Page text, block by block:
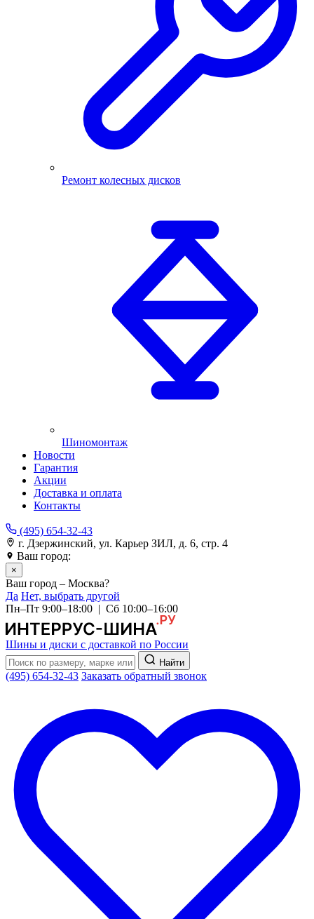
Ремонт колесных дисков
Шиномонтаж
Новости
Гарантия
Акции
Доставка и оплата
Контакты
(495) 654-32-43
г. Дзержинский, ул. Карьер ЗИЛ, д. 6, стр. 4
Ваш город:
×
Ваш город – Москва?
Да Нет, выбрать другой
Пн–Пт 9:00–18:00 | Сб 10:00–16:00
Шины и диски с доставкой по России
Найти
(495) 654-32-43 Заказать обратный звонок